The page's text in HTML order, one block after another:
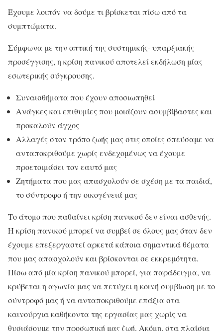
Έχουμε λοιπόν να δούμε τι βρίσκεται πίσω από τα
συμπτώματα.
Σύμφωνα με την οπτική της συστημικής- υπαρξιακής
προσέγγισης, η κρίση πανικού αποτελεί εκδήλωση μίας
εσωτερικής σύγκρουσης.
Συναισθήματα που έχουν αποσιωπηθεί
Ανάγκες και επιθυμίες που μοιάζουν ασυμβίβαστες και
προκαλούν άγχος
Αλλαγές στον τρόπο ζωής μας στις οποίες σπεύσαμε να
ανταποκριθούμε χωρίς ενδεχομένως να έχουμε
προετοιμάσει τον εαυτό μας
Ζητήματα που μας απασχολούν σε σχέση με τα παιδιά,
το σύντροφο ή την οικογένειά μας
Το άτομο που παθαίνει κρίση πανικού δεν είναι ασθενής.
Η κρίση πανικού μπορεί να συμβεί σε όλους μας όταν δεν
έχουμε επεξεργαστεί αρκετά κάποια σημαντικά θέματα
που μας απασχολούν και βρίσκονται σε εκκρεμότητα.
Πίσω από μία κρίση πανικού μπορεί, για παράδειγμα, να
κρύβεται η αγωνία μας να πετύχει η κοινή συμβίωση με το
σύντροφό μας ή να ανταποκριθούμε επάξια στα
καινούργια καθήκοντα της εργασίας μας χωρίς να
θυσιάσουμε την προσωπική μας ζωή. Ακόμη, στα πλαίσια